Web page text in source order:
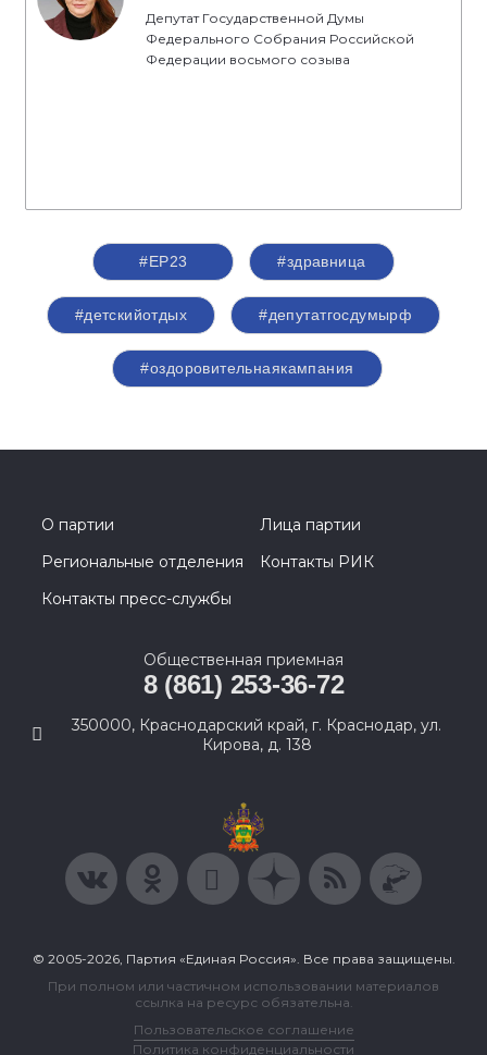
Депутат Государственной Думы
Федерального Собрания Российской
Федерации восьмого созыва
#ЕР23 #здравница
#детскийотдых #депутатгосдумырф
#оздоровительнаякампания
О партии
Лица партии
Региональные отделения
Контакты РИК
Контакты пресс-службы
Общественная приемная
8 (861) 253-36-72
350000, Краснодарский край, г. Краснодар, ул.
Кирова, д. 138
© 2005-2026, Партия «Единая Россия». Все права защищены.
При полном или частичном использовании материалов
ссылка на ресурс обязательна.
Пользовательское соглашение
Политика конфиденциальности